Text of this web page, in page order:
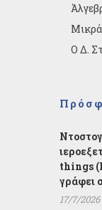
Ο Δ.
things
γράφει
17/7/2026